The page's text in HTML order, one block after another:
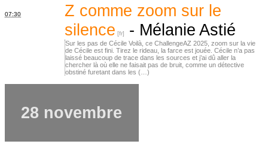
d’ancêtres
07:30
Z comme zoom sur le
silence
- Mélanie Astié
Sur les pas de Cécile Voilà, ce ChallengeAZ 2025, zoom sur la vie
de Cécile est fini. Tirez le rideau, la farce est jouée. Cécile n’a pas
laissé beaucoup de trace dans les sources et j’ai dû aller la
chercher là où elle ne faisait pas de bruit, comme un détective
obstiné furetant dans les (…)
28 novembre